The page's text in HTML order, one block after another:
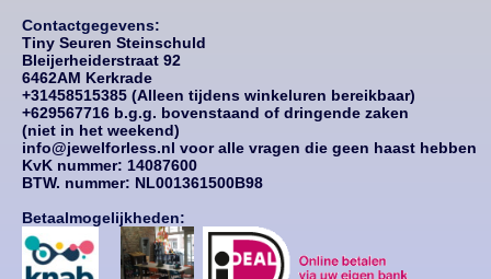
Contactgegevens:
Tiny Seuren Steinschuld
Bleijerheiderstraat 92
6462AM Kerkrade
+31458515385 (Alleen tijdens winkeluren bereikbaar)
+629567716 b.g.g. bovenstaand of dringende zaken
(niet in het weekend)
info@jewelforless.nl voor alle vragen die geen haast hebben
KvK nummer: 14087600
BTW. nummer: NL001361500B98
Betaalmogelijkheden: